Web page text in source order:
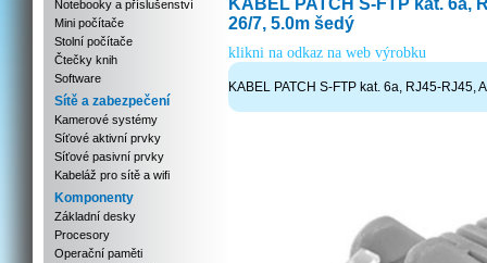
Notebooky a příslušenství
Mini počítače
Stolní počítače
Čtečky knih
Software
Sítě a zabezpečení
Kamerové systémy
Síťové aktivní prvky
Síťové pasivní prvky
Kabeláž pro sítě a wifi
Komponenty
Základní desky
Procesory
Operační paměti
26/7, 5.0m šedý
klikni na odkaz na web výrobku
KABEL PATCH S-FTP kat. 6a, RJ45-RJ45,